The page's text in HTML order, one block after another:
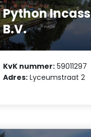
Python
B.V.
KvK nummer: 59011297
Adres: Lyceumstraat 2